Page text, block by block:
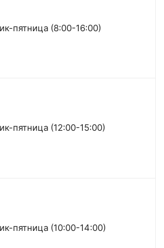
пятница (8:00-16:00)
пятница (12:00-15:00)
пятница (10:00-14:00)